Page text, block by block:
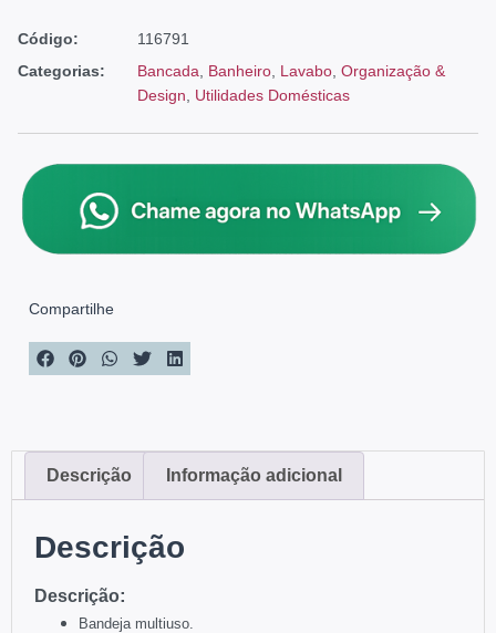
Código:
116791
Categorias:
Bancada, Banheiro, Lavabo, Organização &
Design, Utilidades Domésticas
Compartilhe
Descrição Informação adicional
Descrição
Descrição:
Bandeja multiuso.